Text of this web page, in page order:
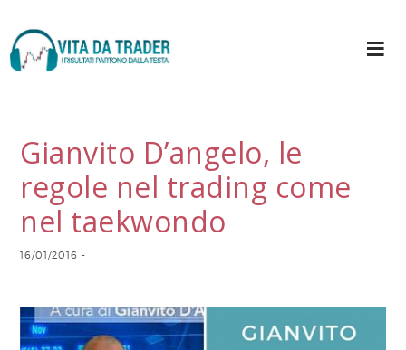
Gianvito D’angelo, le
regole nel trading come
nel taekwondo
16/01/2016 -